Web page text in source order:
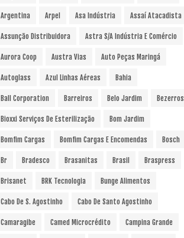
Argentina Arpel Asa Indústria Assaí Atacadista
Assunção Distribuidora Astra S/A Indústria E Comércio
Aurora Coop Austra Vias Auto Peças Maringá
Autoglass Azul Linhas Aéreas Bahia
Ball Corporation Barreiros Belo Jardim Bezerros
Bioxxi Serviços De Esterilização Bom Jardim
Bomfim Cargas Bomfim Cargas E Encomendas Bosch
Br Bradesco Brasanitas Brasil Braspress
Brisanet BRK Tecnologia Bunge Alimentos
Cabo De S. Agostinho Cabo De Santo Agostinho
Camaragibe Camed Microcrédito Campina Grande